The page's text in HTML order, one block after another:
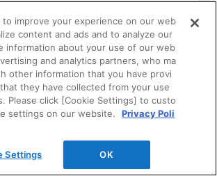
ミュレーション
to improve your experience on our web
content and ads and to analyze our
information about your use of our web
and analytics partners, who ma
other information that you have provi
they have collected from your use
Please click [Cookie Settings] to custo
settings on our website.
Privacy Poli
Settings OK